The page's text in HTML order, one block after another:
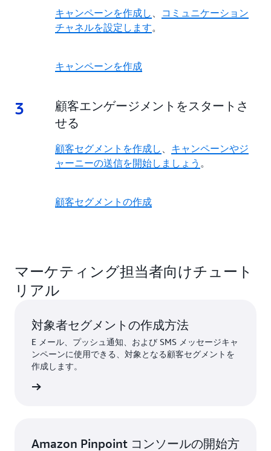
キャンペーンを作成し 、
コミュニケーション
チャネルを設定します。
キャンペーンを作成
3 3.
顧客エンゲージメントをスタートさ
せる
顧客セグメントを作成し 、 キャンペーンやジ
ャーニーの送信を開始しましょう 。
顧客セグメントの作成
マーケティング担当者向けチュート
リアル
対象者セグメントの作成方法
E メール、プッシュ通知、および SMS メッセージキャ
ンペーンに使用できる、対象となる顧客セグメントを
作成します。
Amazon Pinpoint コンソールの開始方